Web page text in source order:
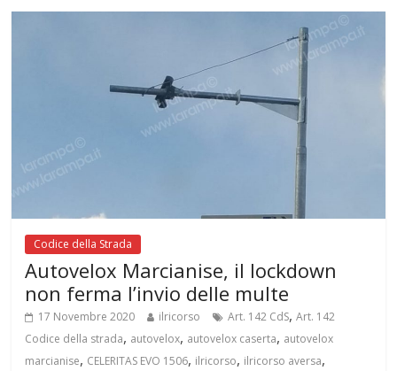
Codice della Strada
Autovelox Marcianise, il lockdown
non ferma l’invio delle multe
17 Novembre 2020 ilricorso Art. 142 CdS,Art. 142
Codice della strada, autovelox, autovelox caserta, autovelox
marcianise, CELERITAS EVO 1506, ilricorso, ilricorso aversa,